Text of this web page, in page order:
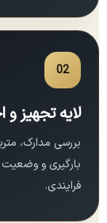
02
لایه تجهیز و
بررسی مدارک،
بارگیری و
فرایندی.